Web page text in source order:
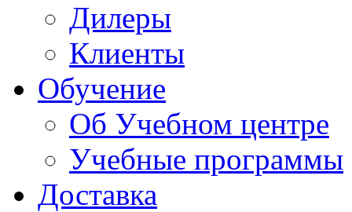
Дилеры
Клиенты
Обучение
Об Учебном центре
Учебные программы
Доставка